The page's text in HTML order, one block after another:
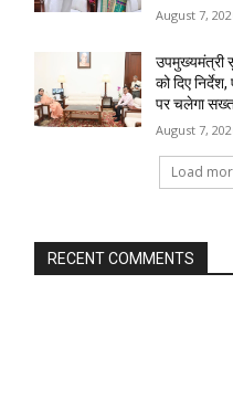
August 7,
उपमुख्यमंत्री
को दिए
पर चलेगा
August 7,
Load
RECENT COMMENTS